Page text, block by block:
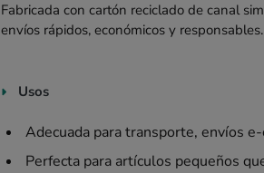
Fabricada con cartón reciclado de canal
envíos rápidos, económicos y responsables.
Usos
Adecuada para transporte, envíos
Perfecta para artículos pequeños